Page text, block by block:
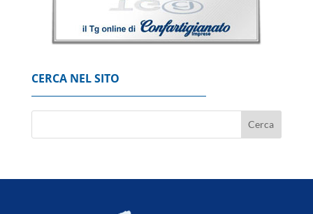
'Possibili crepe nella fusoliera', Usa ordinano
ispezione sui Boeing 737 Max
Codacons, su primo esodo estivo stangata
8 Agosto 2026
CERCA NEL SITO